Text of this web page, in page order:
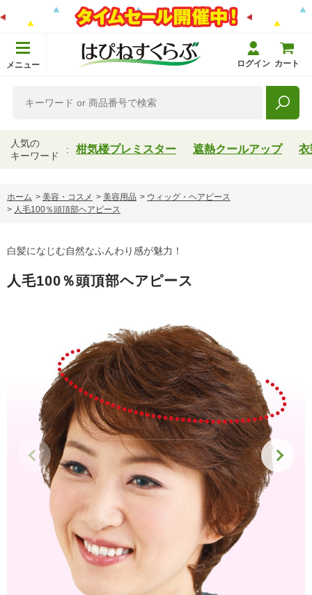
メニュー ログイン カート
人気の
キーワード
柑気楼プレミスター 遮熱クールアップ 衣
ホーム > 美容・コスメ > 美容用品 > ウィッグ・ヘアピース
> 人毛100％頭頂部ヘアピース
白髪になじむ自然なふんわり感が魅力！
人毛100％頭頂部ヘアピース